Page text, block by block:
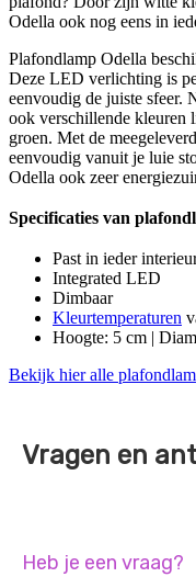
Odella ook nog eens in
Plafondlamp Odella
Deze LED verlichting is
eenvoudig de juiste sfeer.
ook verschillende kleuren
groen. Met de
eenvoudig vanuit je luie
Odella ook zeer
Specificaties van
Past in ieder
Integrated LED
Dimbaar
Kleurtemperaturen
Hoogte: 5 cm |
Bekijk hier alle
Vragen en
Heb je een vraag?